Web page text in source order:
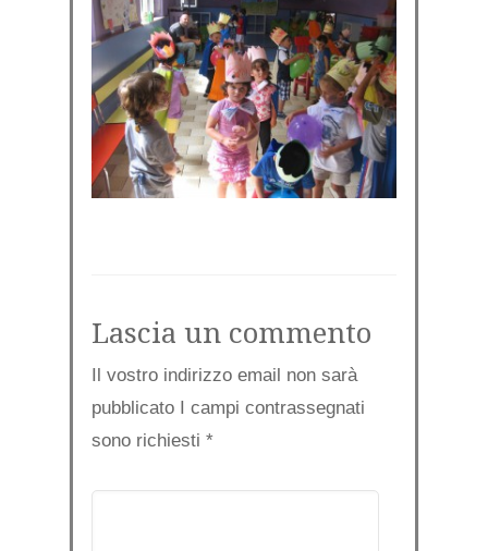
Lascia un commento
Il vostro indirizzo email non sarà
pubblicato I campi contrassegnati
sono richiesti *